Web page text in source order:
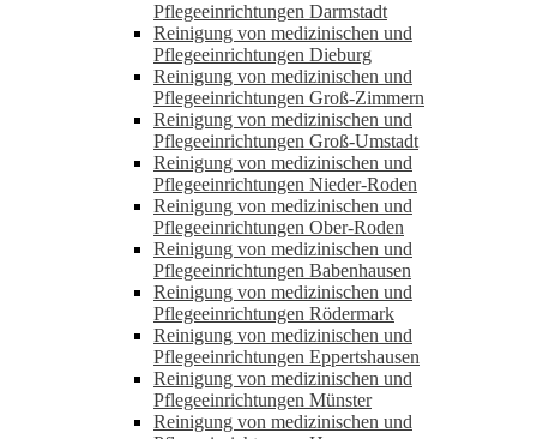
Pflegeeinrichtungen Darmstadt
Reinigung von medizinischen und
Pflegeeinrichtungen Dieburg
Reinigung von medizinischen und
Pflegeeinrichtungen Groß-Zimmern
Reinigung von medizinischen und
Pflegeeinrichtungen Groß-Umstadt
Reinigung von medizinischen und
Pflegeeinrichtungen Nieder-Roden
Reinigung von medizinischen und
Pflegeeinrichtungen Ober-Roden
Reinigung von medizinischen und
Pflegeeinrichtungen Babenhausen
Reinigung von medizinischen und
Pflegeeinrichtungen Rödermark
Reinigung von medizinischen und
Pflegeeinrichtungen Eppertshausen
Reinigung von medizinischen und
Pflegeeinrichtungen Münster
Reinigung von medizinischen und